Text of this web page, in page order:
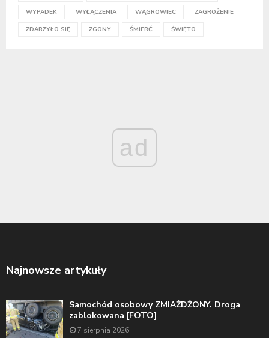
WYPADEK WYŁĄCZENIA WĄGROWIEC ZAGROŻENIE
ZDARZYŁO SIĘ ZGONY ŚMIERĆ ŚWIĘTO
ad
Najnowsze artykuły
Samochód osobowy ZMIAŻDŻONY. Droga
zablokowana [FOTO]
7 sierpnia 2026